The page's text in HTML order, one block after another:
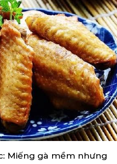
Miếng gà mềm nhưng